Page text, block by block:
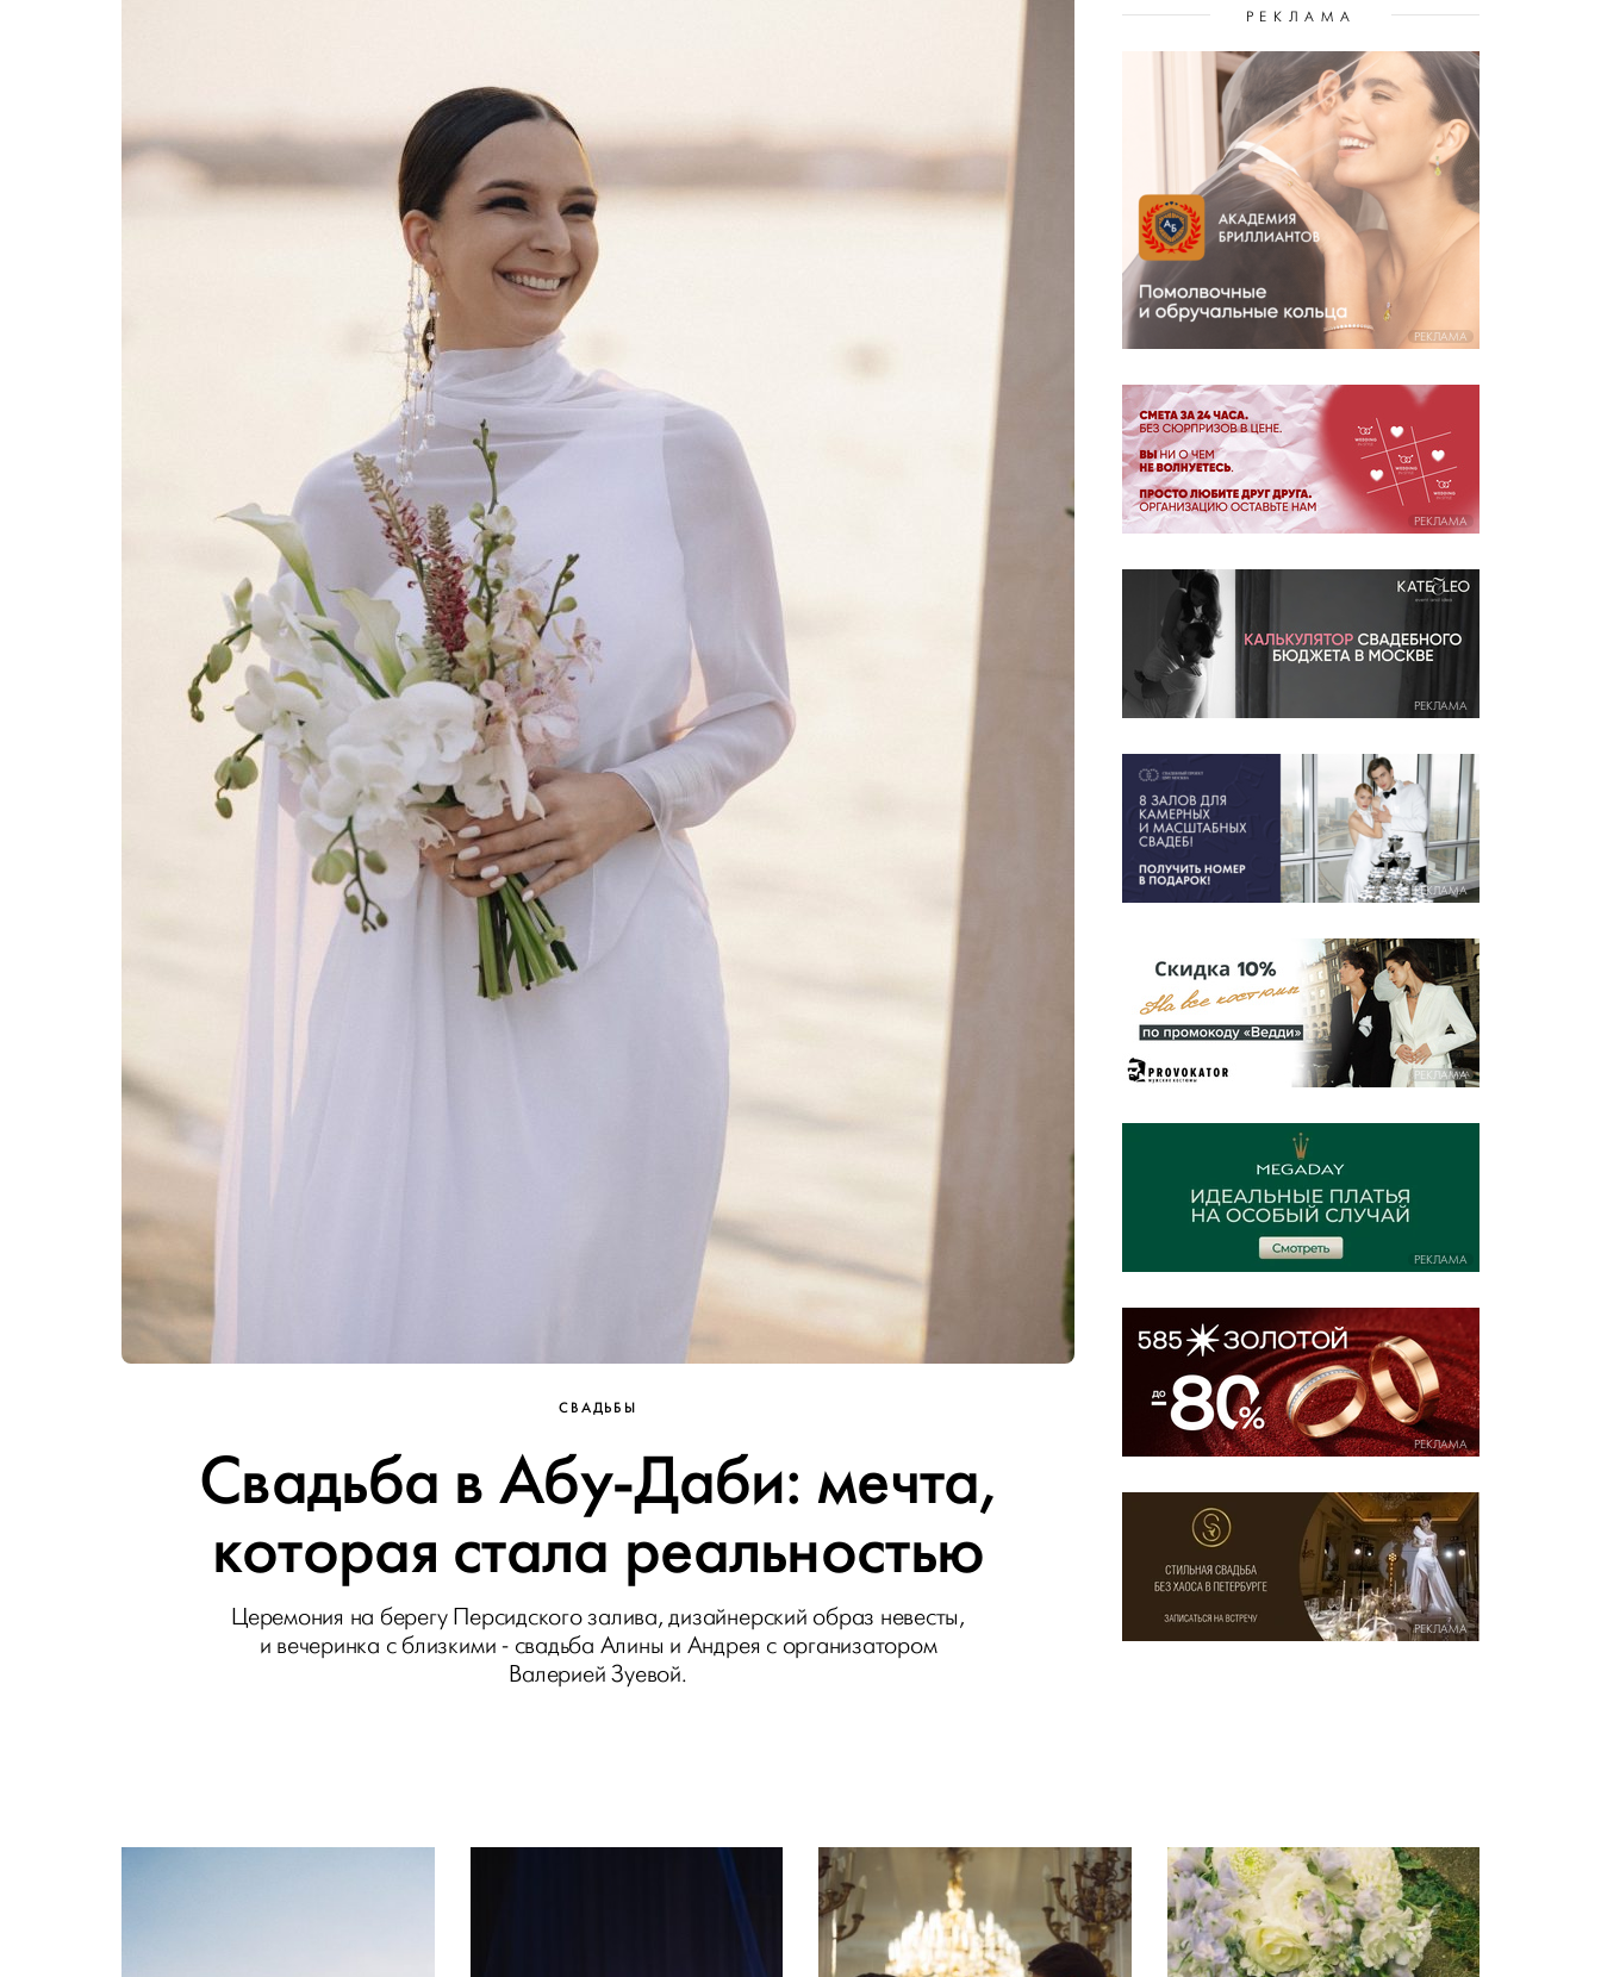
СВАДЬБЫ
Свадьба в Абу-Даби: мечта,
которая стала реальностью
Церемония на берегу Персидского залива, дизайнерский образ невесты,
и вечеринка с близкими - свадьба Алины и Андрея с организатором
Валерией Зуевой.
РЕКЛАМА
РЕКЛАМА
РЕКЛАМА
РЕКЛАМА
РЕКЛАМА
РЕКЛАМА
РЕКЛАМА
РЕКЛАМА
РЕКЛАМА